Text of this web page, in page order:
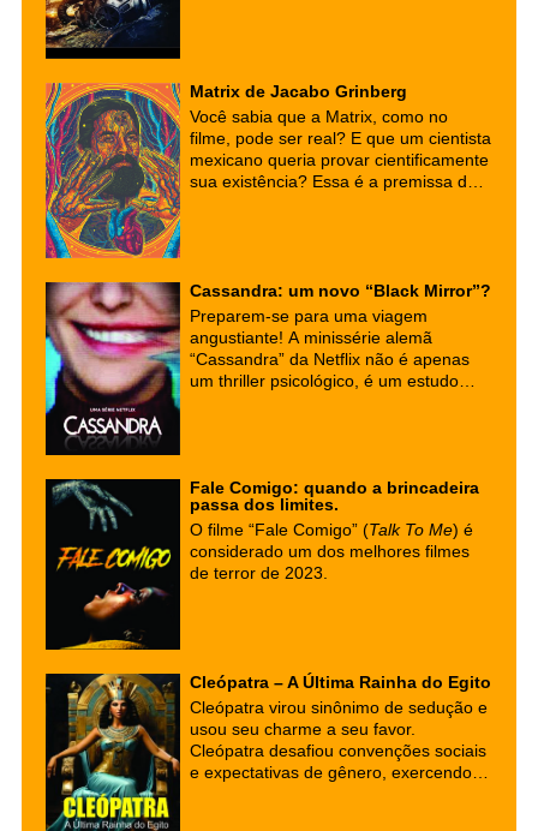
a TV, mas também uma sátira social
ácida que ressoa estranhamente com
os nossos tempos.
Matrix de Jacabo Grinberg
Você sabia que a Matrix, como no
filme, pode ser real? E que um cientista
mexicano queria provar cientificamente
sua existência? Essa é a premissa da
fronteiras da consciência.
Cassandra: um novo “Black Mirror”?
Preparem-se para uma viagem
angustiante! A minissérie alemã
“Cassandra” da Netflix não é apenas
um thriller psicológico, é um estudo
artificial.
Fale Comigo: quando a brincadeira
passa dos limites.
O filme “Fale Comigo” (Talk To Me) é
considerado um dos melhores filmes
de terror de 2023.
Cleópatra – A Última Rainha do Egito
Cleópatra virou sinônimo de sedução e
usou seu charme a seu favor.
Cleópatra desafiou convenções sociais
e expectativas de gênero, exercendo